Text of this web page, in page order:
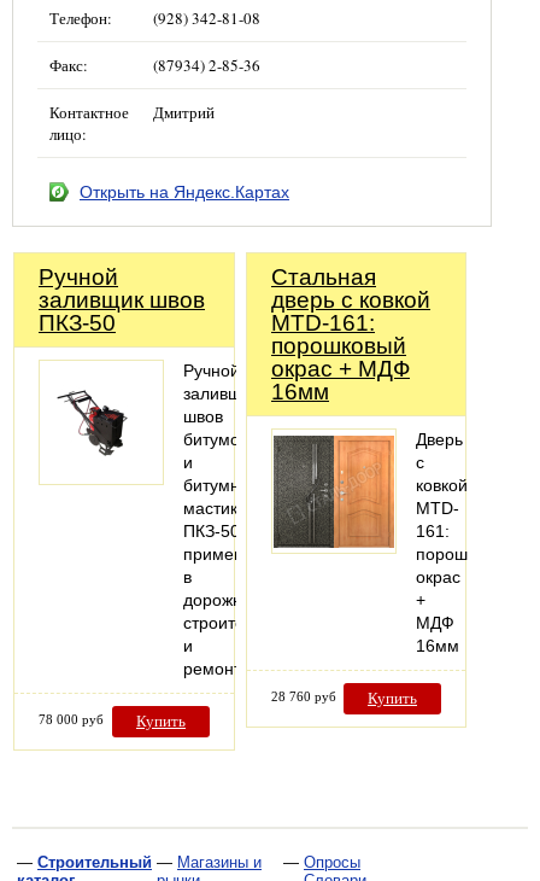
Телефон: (928) 342-81-08
Факс: (87934) 2-85-36
Контактное
лицо:
Дмитрий
Открыть на Яндекс.Картах
Ручной
заливщик швов
ПКЗ-50
Ручной
заливщик
швов
битумом
и
битумными
мастиками
ПКЗ-50,
применяемый
в
дорожном
строительстве
и
ремонте.
78 000 руб Купить
Стальная
дверь с ковкой
MTD-161:
порошковый
окрас + МДФ
16мм
Дверь
с
ковкой
MTD-
161:
порошковый
окрас
+
МДФ
16мм
28 760 руб Купить
— Строительный — Магазины и
— Опросы